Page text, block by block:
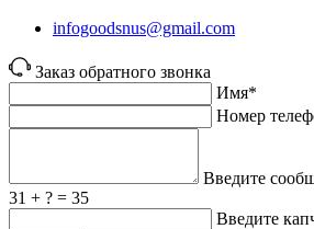
infogoodsnus@gmail.com
Заказ обратного звонка
Имя*
Номер
Введите
31 + ? = 35
Введите